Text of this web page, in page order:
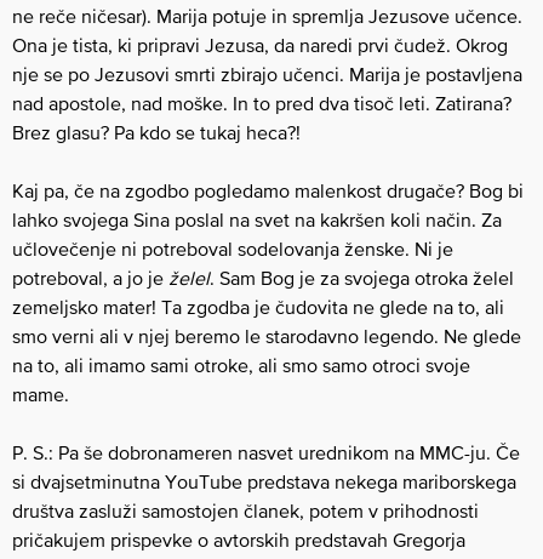
ne reče ničesar). Marija potuje in spremlja Jezusove učence.
Ona je tista, ki pripravi Jezusa, da naredi prvi čudež. Okrog
nje se po Jezusovi smrti zbirajo učenci. Marija je postavljena
nad apostole, nad moške. In to pred dva tisoč leti. Zatirana?
Brez glasu? Pa kdo se tukaj heca?!
Kaj pa, če na zgodbo pogledamo malenkost drugače? Bog bi
lahko svojega Sina poslal na svet na kakršen koli način. Za
učlovečenje ni potreboval sodelovanja ženske. Ni je
potreboval, a jo je želel. Sam Bog je za svojega otroka želel
zemeljsko mater! Ta zgodba je čudovita ne glede na to, ali
smo verni ali v njej beremo le starodavno legendo. Ne glede
na to, ali imamo sami otroke, ali smo samo otroci svoje
mame.
P. S.: Pa še dobronameren nasvet urednikom na MMC-ju. Če
si dvajsetminutna YouTube predstava nekega mariborskega
društva zasluži samostojen članek, potem v prihodnosti
pričakujem prispevke o avtorskih predstavah Gregorja